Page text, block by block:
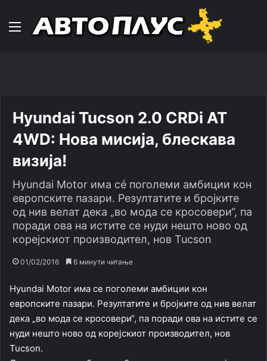
Навигација
Hyundai Tucson 2.0 CRDi AT
4WD: Нова мисија, блескава
визија!
Hyundai Motor има сé поголеми амбиции кон
европските пазари. Резултатите и бројките
од нив велат дека „во мода се кросовери“, па
поради ова на истите се нуди нешто ново од
корејскиот производител, нов Tucson
01/02/2016 6 минути читање
Hyundai Motor има се поголеми амбиции кон
европските пазари. Резултатите и бројките од нив велат
дека „во мода се кросовери“, па поради ова на истите се
нуди нешто ново од корејскиот производител, нов
Tucson.